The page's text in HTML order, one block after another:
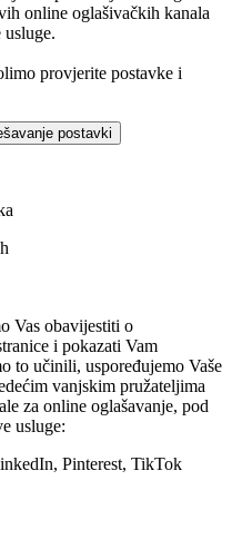
online oglašivačkih kanala
provjerite postavke i
postavki
Vas obavijestiti o
i pokazati Vam
to učinili, uspoređujemo Vaše
vanjskim pružateljima
za online oglašavanje, pod
usluge:
Pinterest, TikTok